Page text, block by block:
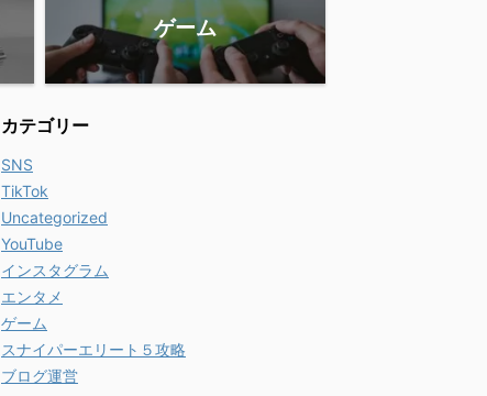
ゲーム
カテゴリー
SNS
TikTok
Uncategorized
YouTube
インスタグラム
エンタメ
ゲーム
スナイパーエリート５攻略
ブログ運営